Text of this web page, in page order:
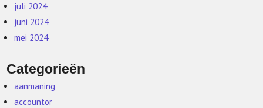
juli 2024
juni 2024
mei 2024
Categorieën
aanmaning
accountor